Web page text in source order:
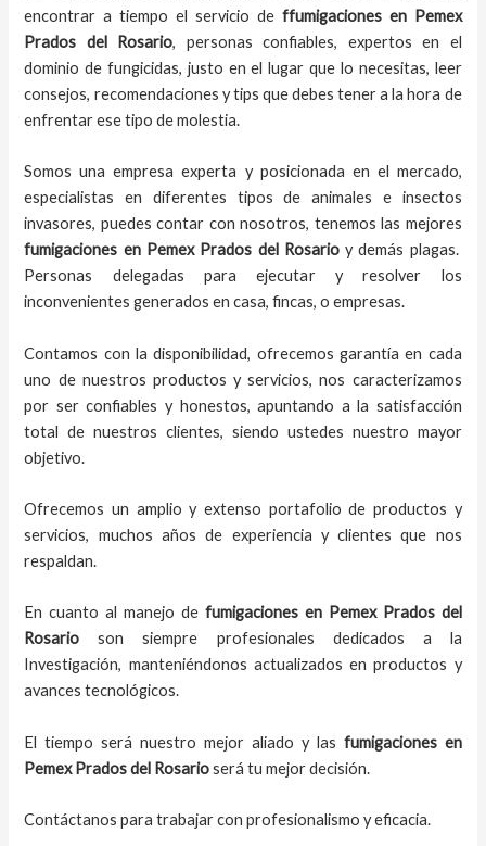
encontrar a tiempo el servicio de ffumigaciones en Pemex
Prados del Rosario, personas confiables, expertos en el
dominio de fungicidas, justo en el lugar que lo necesitas, leer
consejos, recomendaciones y tips que debes tener a la hora de
enfrentar ese tipo de molestia.
Somos una empresa experta y posicionada en el mercado,
especialistas en diferentes tipos de animales e insectos
invasores, puedes contar con nosotros, tenemos las mejores
fumigaciones en Pemex Prados del Rosarioy demás plagas.
Personas delegadas para ejecutar y resolver los
inconvenientes generados en casa, fincas, o empresas.
Contamos con la disponibilidad, ofrecemos garantía en cada
uno de nuestros productos y servicios, nos caracterizamos
por ser confiables y honestos, apuntando a la satisfacción
total de nuestros clientes, siendo ustedes nuestro mayor
objetivo.
Ofrecemos un amplio y extenso portafolio de productos y
servicios, muchos años de experiencia y clientes que nos
respaldan.
En cuanto almanejo de fumigaciones en Pemex Prados del
Rosario
son siempre profesionales dedicados a la
Investigación, manteniéndonos actualizados en productos y
avances tecnológicos.
El tiempo será nuestro mejor aliado y las fumigaciones en
Pemex Prados del Rosarioserá tu mejor decisión.
Contáctanos para trabajar con profesionalismo y eficacia.